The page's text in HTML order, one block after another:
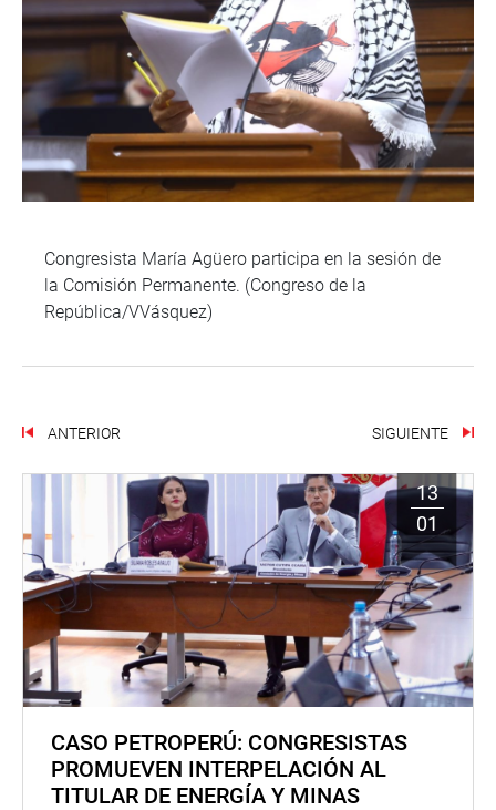
Congresista María Agüero participa en la sesión de
la Comisión Permanente. (Congreso de la
República/VVásquez)
ANTERIOR SIGUIENTE
13
01
CASO PETROPERÚ: CONGRESISTAS
PROMUEVEN INTERPELACIÓN AL
TITULAR DE ENERGÍA Y MINAS